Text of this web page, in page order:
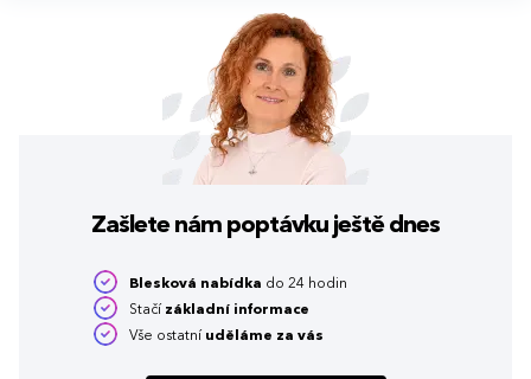
Zašlete nám poptávku ještě dnes
Blesková nabídka do 24 hodin
Stačí základní informace
Vše ostatní uděláme za vás